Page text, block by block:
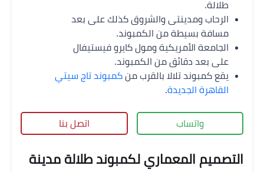
طلالة.
الرحاب ومدينتى والشروق كذلك على بعد
مسافة بسيطة من الكمبوند.
الجامعة الأمريكية ومول كايرو فيستيفال
على بعد دقائق من الكمبوند.
يقع كمبوند تلالا بالقرب من كمبوند تاج سيتي
القاهرة الجديدة.
واتساب اتصل بنا
التصميم المعماري لكمبوند طلالة مدينة